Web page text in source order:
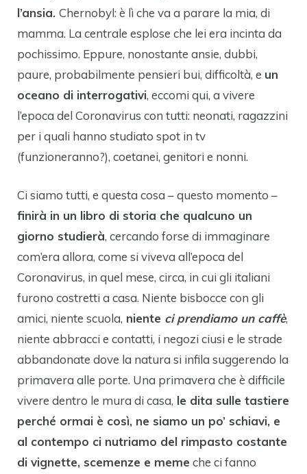
l’ansia. Chernobyl: è lì che va a parare la mia, di
mamma. La centrale esplose che lei era incinta da
pochissimo. Eppure, nonostante ansie, dubbi,
paure, probabilmente pensieri bui, difficoltà, e un
oceano di interrogativi, eccomi qui, a vivere
l’epoca del Coronavirus con tutti: neonati, ragazzini
per i quali hanno studiato spot in tv
(funzioneranno?), coetanei, genitori e nonni.
Ci siamo tutti, e questa cosa – questo momento –
finirà in un libro di storia che qualcuno un
giorno studierà, cercando forse di immaginare
com’era allora, come si viveva all’epoca del
Coronavirus, in quel mese, circa, in cui gli italiani
furono costretti a casa. Niente bisbocce con gli
amici, niente scuola, niente ci prendiamo un caffè,
niente abbracci e contatti, i negozi ciusi e le strade
abbandonate dove la natura si infila suggerendo la
primavera alle porte. Una primavera che è difficile
vivere dentro le mura di casa, le dita sulle tastiere
perché ormai è così, ne siamo un po’ schiavi, e
al contempo ci nutriamo del rimpasto costante
di vignette, scemenze e meme che ci fanno